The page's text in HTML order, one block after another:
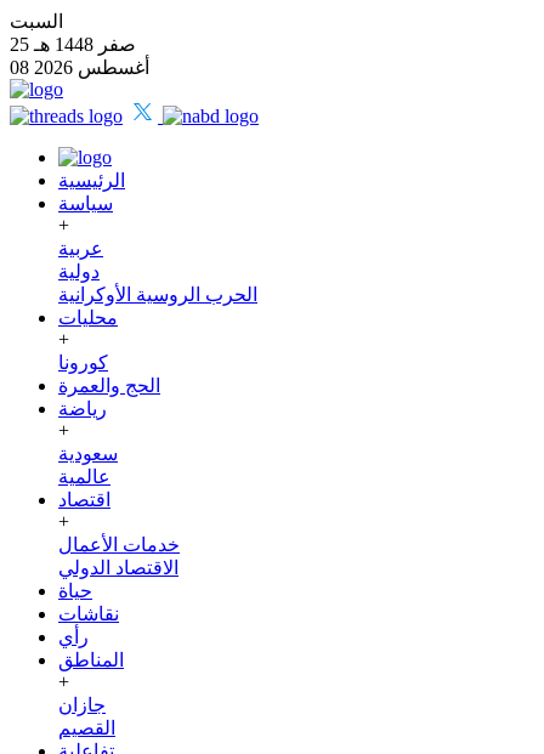
السبت
25 صفر 1448 هـ
08 أغسطس 2026
الرئيسية
سياسة
+
عربية
دولية
الحرب الروسية الأوكرانية
محليات
+
كورونا
الحج والعمرة
رياضة
+
سعودية
عالمية
اقتصاد
+
خدمات الأعمال
الاقتصاد الدولي
حياة
نقاشات
رأي
المناطق
+
جازان
القصيم